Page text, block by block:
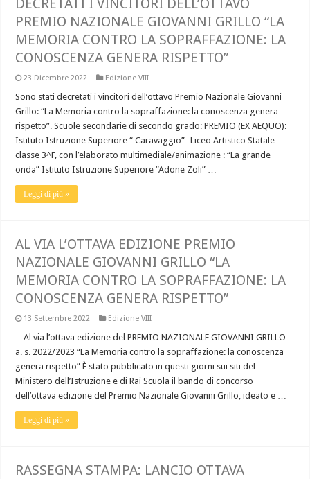
DECRETATI I VINCITORI DELL’OTTAVO
PREMIO NAZIONALE GIOVANNI GRILLO “LA
MEMORIA CONTRO LA SOPRAFFAZIONE: LA
CONOSCENZA GENERA RISPETTO”
23 Dicembre 2022 Edizione VIII
Sono stati decretati i vincitori dell’ottavo Premio Nazionale Giovanni
Grillo: “La Memoria contro la sopraffazione: la conoscenza genera
rispetto”. Scuole secondarie di secondo grado: PREMIO (EX AEQUO):
Istituto Istruzione Superiore “ Caravaggio” -Liceo Artistico Statale –
classe 3^F, con l’elaborato multimediale/animazione : “La grande
onda” Istituto Istruzione Superiore “Adone Zoli” …
Leggi di più »
AL VIA L’OTTAVA EDIZIONE PREMIO
NAZIONALE GIOVANNI GRILLO “LA
MEMORIA CONTRO LA SOPRAFFAZIONE: LA
CONOSCENZA GENERA RISPETTO”
13 Settembre 2022 Edizione VIII
Al via l’ottava edizione del PREMIO NAZIONALE GIOVANNI GRILLO
a. s. 2022/2023 “La Memoria contro la sopraffazione: la conoscenza
genera rispetto” È stato pubblicato in questi giorni sui siti del
Ministero dell’Istruzione e di Rai Scuola il bando di concorso
dell’ottava edizione del Premio Nazionale Giovanni Grillo, ideato e …
Leggi di più »
RASSEGNA STAMPA: LANCIO OTTAVA